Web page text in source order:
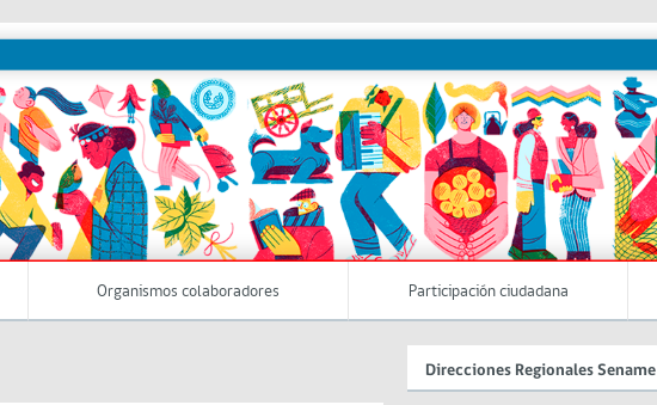
Organismos colaboradores Participación ciudadana
Direcciones Regionales Sename